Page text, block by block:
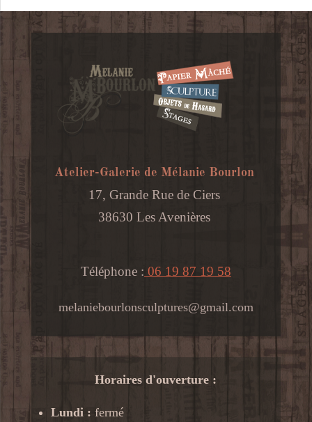
Atelier-Galerie de Mélanie Bourlon
17, Grande Rue de Ciers
38630 Les Avenières
Téléphone : 06 19 87 19 58
melaniebourlonsculptures@gmail.com
Horaires d'ouverture :
Lundi : fermé